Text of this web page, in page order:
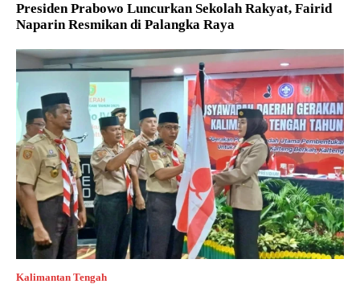
Presiden Prabowo Luncurkan Sekolah Rakyat, Fairid
Naparin Resmikan di Palangka Raya
Kalimantan Tengah